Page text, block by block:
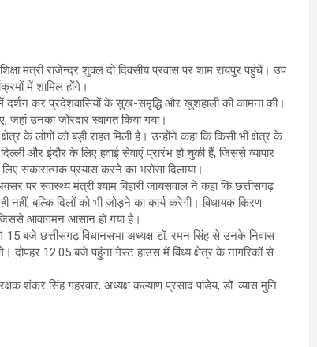
मंत्री राजेन्द्र शुक्ल दो दिवसीय प्रवास पर शाम रायपुर पहुंचें। उप
में शामिल होंगे।
दर्शन कर प्रदेशवासियों के सुख-समृद्धि और खुशहाली की कामना की।
जहां उनका जोरदार स्वागत किया गया।
के लोगों को बड़ी राहत मिली है। उन्होंने कहा कि किसी भी क्षेत्र के
और इंदौर के लिए हवाई सेवाएं प्रारंभ हो चुकी हैं, जिससे व्यापार
सकारात्मक प्रयास करने का भरोसा दिलाया।
पर स्वास्थ्य मंत्री श्याम बिहारी जायसवाल ने कहा कि छत्तीसगढ़
बल्कि दिलों को भी जोड़ने का कार्य करेगी। विधायक किरण
आवागमन आसान हो गया है।
बजे छत्तीसगढ़ विधानसभा अध्यक्ष डॉ. रमन सिंह से उनके निवास
12.05 बजे पहुंना गेस्ट हाउस में विंध्य क्षेत्र के नागरिकों से
शंकर सिंह गहरवार, अध्यक्ष कल्याण प्रसाद पांडेय, डॉ. व्यास मुनि